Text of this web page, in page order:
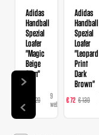
webshops
Adidas
Handball
Spezial
Loafer
"Magic
Beige
Gum"
€ 120
9
webshops
Adidas
Handball
Spezial
Loafer
"Leopard
Print
Dark
Brown"
€ 72 € 130